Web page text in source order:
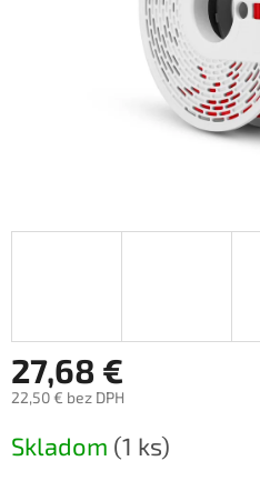
27,68 €
22,50 € bez DPH
cena:
Skladom (1 ks)